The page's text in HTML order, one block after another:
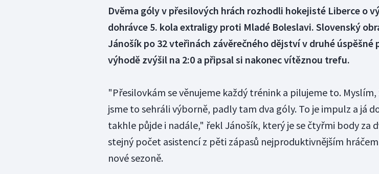
Dvěma góly v přesilových hrách rozhodli hokejisté Liberce o
dohrávce 5. kola extraligy proti Mladé Boleslavi. Slovenský
Jánošík po 32 vteřinách závěrečného dějství v druhé úspěšné
výhodě zvýšil na 2:0 a připsal si nakonec vítěznou trefu.
"Přesilovkám se věnujeme každý trénink a pilujeme to. Myslím,
jsme to sehráli výborně, padly tam dva góly. To je impulz a já
takhle půjde i nadále," řekl Jánošík, který je se čtyřmi body za
stejný počet asistencí z pěti zápasů nejproduktivnějším
nové sezoně.